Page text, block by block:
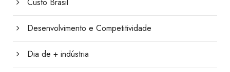
Custo Brasil
Desenvolvimento e Competitividade
Dia de + indústria